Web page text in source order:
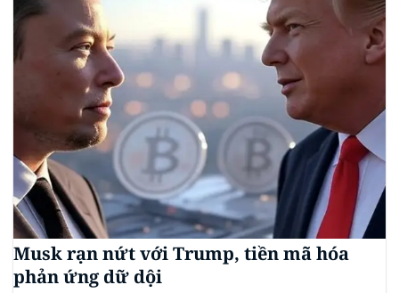
Musk rạn nứt với Trump, tiền mã hóa
phản ứng dữ dội